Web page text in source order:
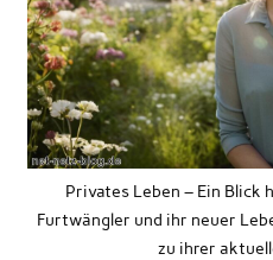
Privates Leben – Ein Blick
Furtwängler und ihr neuer
zu ihrer